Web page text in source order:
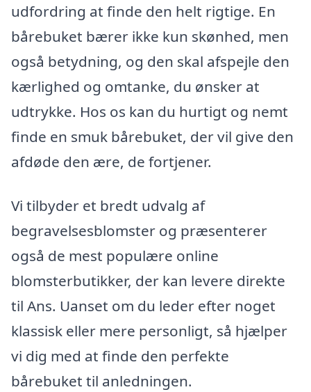
udfordring at finde den helt rigtige. En
bårebuket bærer ikke kun skønhed, men
også betydning, og den skal afspejle den
kærlighed og omtanke, du ønsker at
udtrykke. Hos os kan du hurtigt og nemt
finde en smuk bårebuket, der vil give den
afdøde den ære, de fortjener.
Vi tilbyder et bredt udvalg af
begravelsesblomster og præsenterer
også de mest populære online
blomsterbutikker, der kan levere direkte
til Ans. Uanset om du leder efter noget
klassisk eller mere personligt, så hjælper
vi dig med at finde den perfekte
bårebuket til anledningen.